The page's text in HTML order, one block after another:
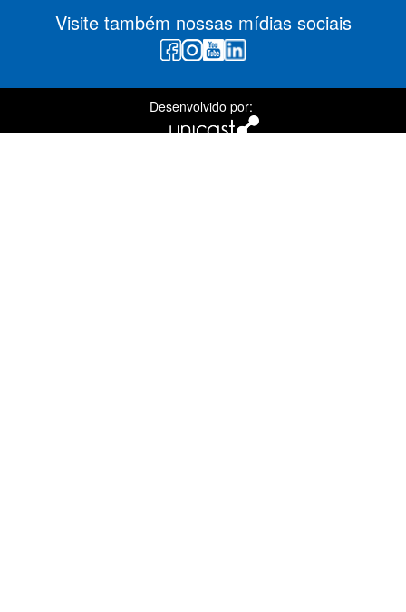
Visite também nossas mídias sociais
Desenvolvido por: